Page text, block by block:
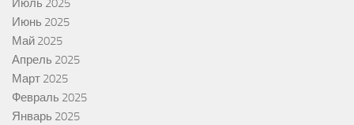
Июль 2025
Июнь 2025
Май 2025
Апрель 2025
Март 2025
Февраль 2025
Январь 2025